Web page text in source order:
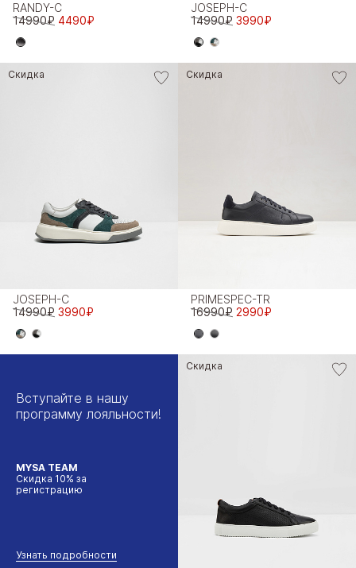
RANDY-C
14990₽ 4490₽
JOSEPH-C
14990₽ 3990₽
JOSEPH-C
14990₽ 3990₽
Скидка
PRIMESPEC-TR
16990₽ 2990₽
Скидка
Вступайте в нашу
программу лояльности!
MYSA TEAM
Скидка 10% за
регистрацию
Узнать подробности
Скидка